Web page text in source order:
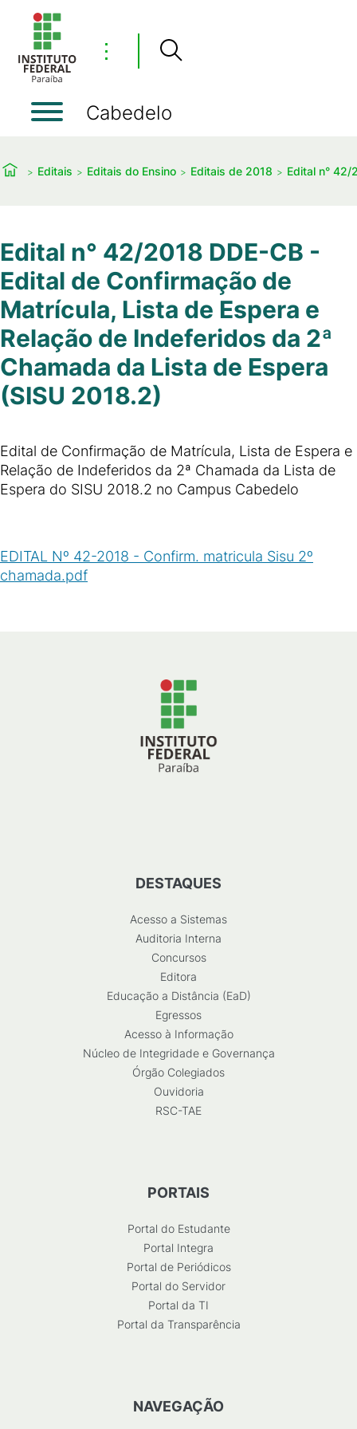
⋮
Cabedelo
Editais Editais do Ensino Editais de 2018 Edital n° 42/
Edital n° 42/2018 DDE-CB -
Edital de Confirmação de
Matrícula, Lista de Espera e
Relação de Indeferidos da 2ª
Chamada da Lista de Espera
(SISU 2018.2)
Edital de Confirmação de Matrícula, Lista de Espera e
Relação de Indeferidos da 2ª Chamada da Lista de
Espera do SISU 2018.2 no Campus Cabedelo
EDITAL Nº 42-2018 - Confirm. matricula Sisu 2º
chamada.pdf
DESTAQUES
Acesso a Sistemas
Auditoria Interna
Concursos
Editora
Educação a Distância (EaD)
Egressos
Acesso à Informação
Núcleo de Integridade e Governança
Órgão Colegiados
Ouvidoria
RSC-TAE
PORTAIS
Portal do Estudante
Portal Integra
Portal de Periódicos
Portal do Servidor
Portal da TI
Portal da Transparência
NAVEGAÇÃO